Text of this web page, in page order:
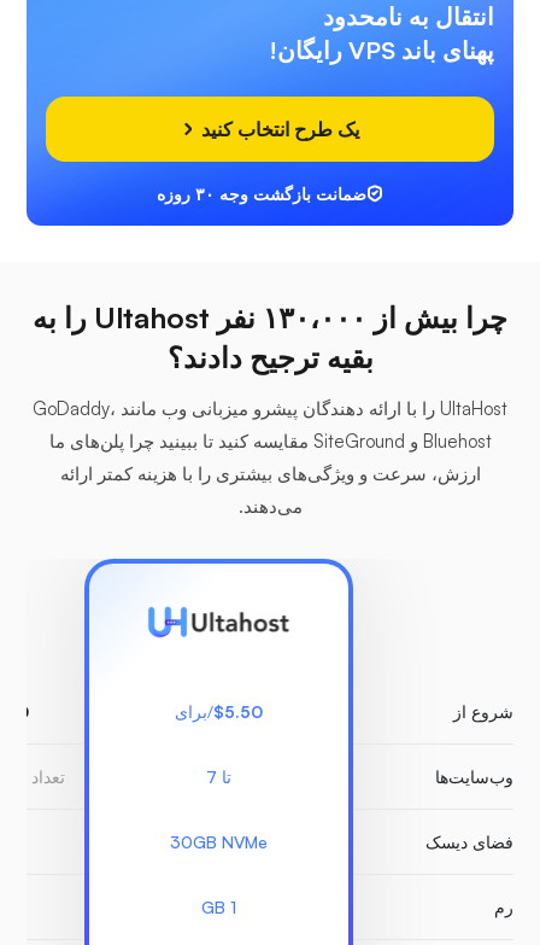
انتقال به نامحدود
پهنای باند VPS رایگان!
یک طرح انتخاب کنید
ضمانت بازگشت وجه ۳۰ روزه
چرا بیش از ۱۳۰،۰۰۰ نفر Ultahost را به
بقیه ترجیح دادند؟
UltaHost را با ارائه دهندگان پیشرو میزبانی وب مانند GoDaddy،
Bluehost و SiteGround مقایسه کنید تا ببینید چرا پلن‌های ما
ارزش، سرعت و ویژگی‌های بیشتری را با هزینه کمتر ارائه
می‌دهند.
شروع از
وب‌سایت‌ها
فضای دیسک
رم
$5.50/برای
تا 7
30GB NVMe
1 GB
تعداد